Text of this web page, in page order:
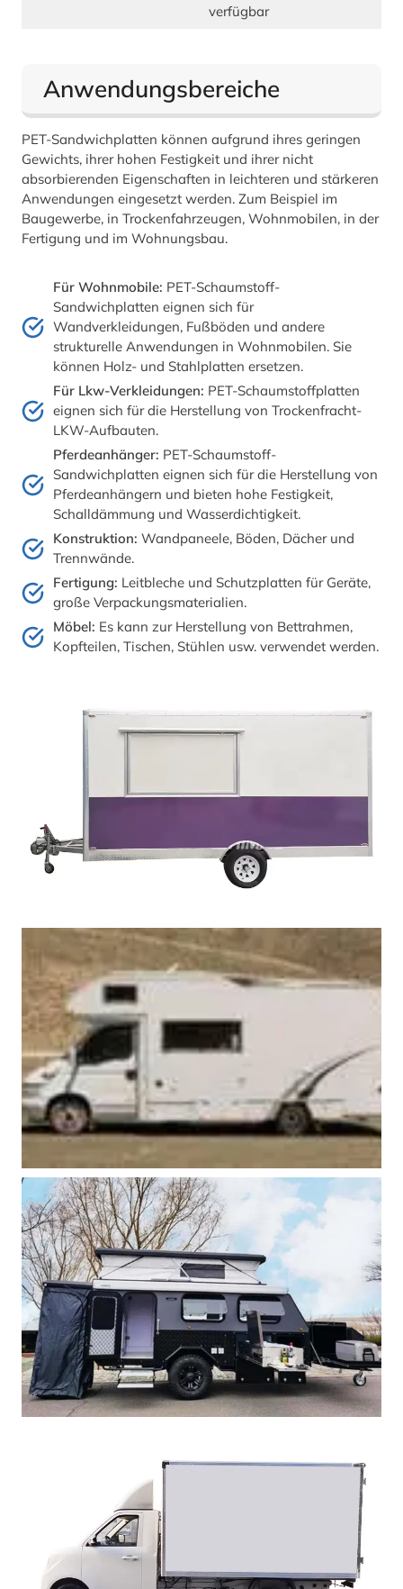
verfügbar
Anwendungsbereiche
PET-Sandwichplatten können aufgrund ihres geringen
Gewichts, ihrer hohen Festigkeit und ihrer nicht
absorbierenden Eigenschaften in leichteren und stärkeren
Anwendungen eingesetzt werden. Zum Beispiel im
Baugewerbe, in Trockenfahrzeugen, Wohnmobilen, in der
Fertigung und im Wohnungsbau.
Für Wohnmobile: PET-Schaumstoff-
Sandwichplatten eignen sich für
Wandverkleidungen, Fußböden und andere
strukturelle Anwendungen in Wohnmobilen. Sie
können Holz- und Stahlplatten ersetzen.
Für Lkw-Verkleidungen: PET-Schaumstoffplatten
eignen sich für die Herstellung von Trockenfracht-
LKW-Aufbauten.
Pferdeanhänger: PET-Schaumstoff-
Sandwichplatten eignen sich für die Herstellung von
Pferdeanhängern und bieten hohe Festigkeit,
Schalldämmung und Wasserdichtigkeit.
Konstruktion: Wandpaneele, Böden, Dächer und
Trennwände.
Fertigung: Leitbleche und Schutzplatten für Geräte,
große Verpackungsmaterialien.
Möbel: Es kann zur Herstellung von Bettrahmen,
Kopfteilen, Tischen, Stühlen usw. verwendet werden.